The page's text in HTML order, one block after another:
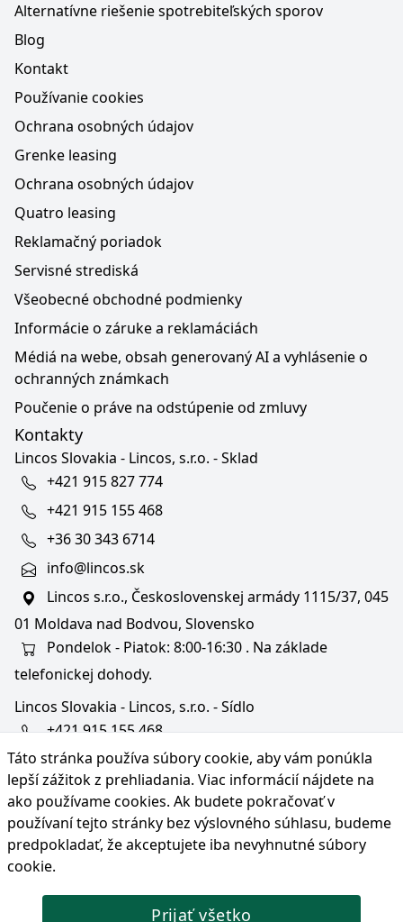
Táto stránka používa súbory cookie, aby vám ponúkla
lepší zážitok z prehliadania. Viac informácií nájdete na
ako používame cookies. Ak budete pokračovať v
používaní tejto stránky bez výslovného súhlasu, budeme
predpokladať, že akceptujete iba nevyhnutné súbory
cookie.
Prijať všetko
Alternatívne riešenie spotrebiteľských sporov
Blog
Kontakt
Používanie cookies
Ochrana osobných údajov
Grenke leasing
Ochrana osobných údajov
Quatro leasing
Reklamačný poriadok
Servisné strediská
Všeobecné obchodné podmienky
Informácie o záruke a reklamáciách
Médiá na webe, obsah generovaný AI a vyhlásenie o
ochranných známkach
Poučenie o práve na odstúpenie od zmluvy
Kontakty
Lincos Slovakia - Lincos, s.r.o. - Sklad
+421 915 827 774
+421 915 155 468
+36 30 343 6714
info@lincos.sk
Lincos s.r.o., Československej armády 1115/37, 045
01 Moldava nad Bodvou, Slovensko
Pondelok - Piatok: 8:00-16:30 . Na základe
telefonickej dohody.
Lincos Slovakia - Lincos, s.r.o. - Sídlo
+421 915 155 468
+36/30 343 6714
bratislava@lincos.sk
Lincos s.r.o., Rustaveliho 4, 831 06 Bratislava - m. č.
Rača, Slovensko
Iba sídlo firmy